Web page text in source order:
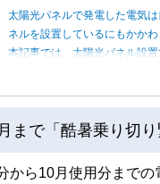
太陽光パネルで発電した電気
ネルを設置しているにもかか
本記事では、太陽光パネル設
まで「酷暑乗り切
から10月使用分まで